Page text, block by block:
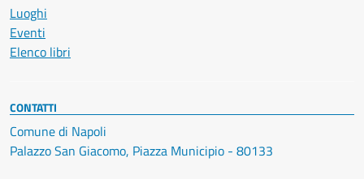
Luoghi
Eventi
Elenco libri
CONTATTI
Comune di Napoli
Palazzo San Giacomo, Piazza Municipio - 80133